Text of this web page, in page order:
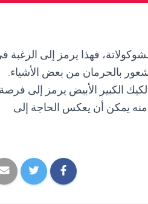
فهذا يرمز إلى الرغبة
بالحرمان من بعض الأشياء.
الكبير الأبيض يرمز إلى فرصة
منه يمكن أن يعكس الحاجة إلى